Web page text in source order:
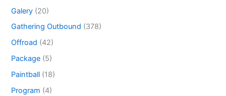
Galery (20)
Gathering Outbound (378)
Offroad (42)
Package (5)
Paintball (18)
Program (4)